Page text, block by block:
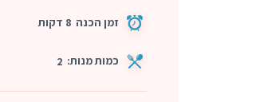
זמן הכנה 8 דקות
כמות מנות: 2